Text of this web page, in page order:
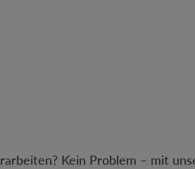
Kein Problem – mit